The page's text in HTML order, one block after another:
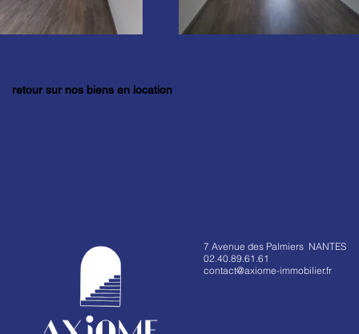
retour sur nos biens en location
7 Avenue des Palmiers NANTES
02.40.89.61.61
contact@axiome-immobilier.fr